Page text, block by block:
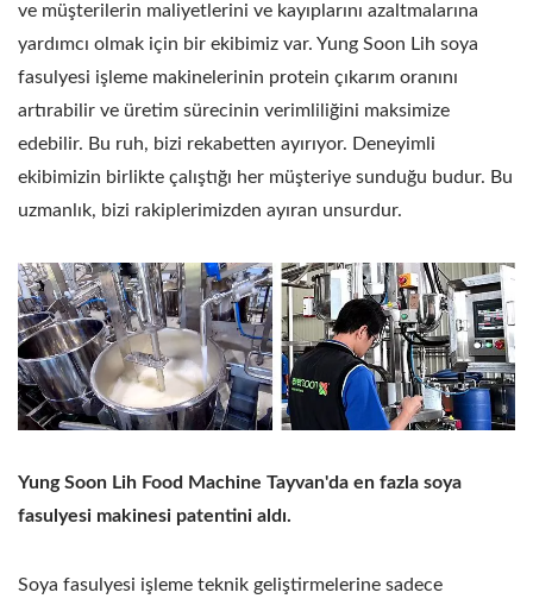
ve müşterilerin maliyetlerini ve kayıplarını azaltmalarına
yardımcı olmak için bir ekibimiz var. Yung Soon Lih soya
fasulyesi işleme makinelerinin protein çıkarım oranını
artırabilir ve üretim sürecinin verimliliğini maksimize
edebilir. Bu ruh, bizi rekabetten ayırıyor. Deneyimli
ekibimizin birlikte çalıştığı her müşteriye sunduğu budur. Bu
uzmanlık, bizi rakiplerimizden ayıran unsurdur.
Yung Soon Lih Food Machine Tayvan'da en fazla soya
fasulyesi makinesi patentini aldı.
Soya fasulyesi işleme teknik geliştirmelerine sadece